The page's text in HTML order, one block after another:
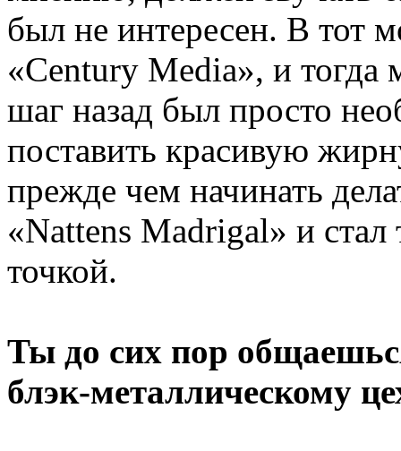
был не интересен. В тот
«Century Media», и тогда
шаг назад был просто
поставить красивую
прежде чем начинать
«Nattens Madrigal» и
точкой.
Ты до сих пор
блэк-металлическому